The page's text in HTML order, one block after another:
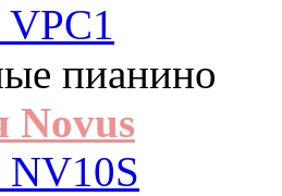
пианино
Novus